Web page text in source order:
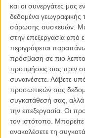
και οι συνεργάτες μας
δεδομένα γεωγραφικής
σάρωσης συσκευών.
στην επεξεργασία από
περιγράφεται
πρόσβαση σε πιο
προτιμήσεις σας πριν
συναινέσετε. Λάβετε
προσωπικών σας
συγκατάθεσή σας, αλλά
την επεξεργασία. Οι
τον ιστότοπο.
ανακαλέσετε τη
Ιδιαίτερη αναφορά
χαρακτηρίζοντας την
δημιουργία, τόσο επική
αναφορά ότι «ο Ματ
γεμάτη δύναμη, ίσως
Ρόμπερτ Πάτινσον είναι